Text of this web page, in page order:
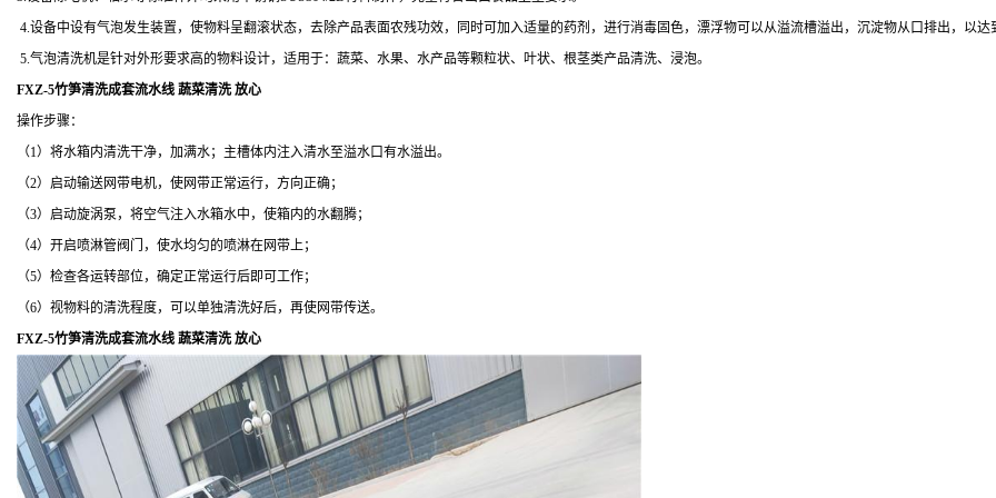
4.设备中设有气泡发生装置，使物料呈翻滚状态，去除产品表面农残功效，同时可加入适量的药剂，进行消毒固色，漂浮物可以从溢流槽溢出，沉淀物从口排出，以达
5.气泡清洗机是针对外形要求高的物料设计，适用于：蔬菜、水果、水产品等颗粒状、叶状、根茎类产品清洗、浸泡。
FXZ-5竹笋清洗成套流水线 蔬菜清洗 放心
操作步骤：
（1）将水箱内清洗干净，加满水；主槽体内注入清水至溢水口有水溢出。
（2）启动输送网带电机，使网带正常运行，方向正确；
（3）启动旋涡泵，将空气注入水箱水中，使箱内的水翻腾；
（4）开启喷淋管阀门，使水均匀的喷淋在网带上；
（5）检查各运转部位，确定正常运行后即可工作；
（6）视物料的清洗程度，可以单独清洗好后，再使网带传送。
FXZ-5竹笋清洗成套流水线 蔬菜清洗 放心